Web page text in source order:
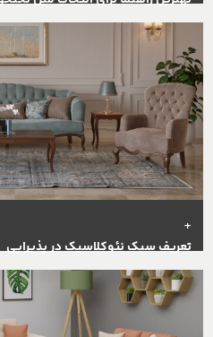
+
تعریف سبک نئوکلاسیک در پذیرایی